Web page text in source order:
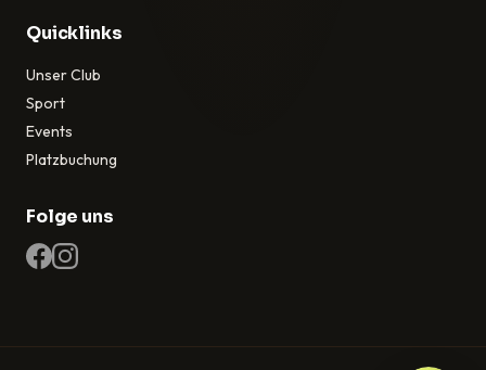
Quicklinks
Unser Club
Sport
Events
Platzbuchung
Folge uns